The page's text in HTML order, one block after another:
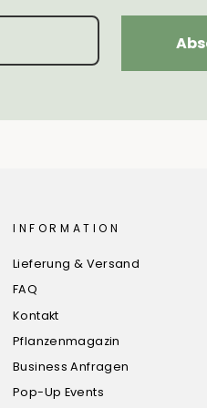
INFORMATION
Lieferung & Versand
FAQ
Kontakt
Pflanzenmagazin
Business Anfragen
Pop-Up Events